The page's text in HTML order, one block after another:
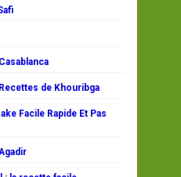
de Khouribga
Facile Rapide Et Pas